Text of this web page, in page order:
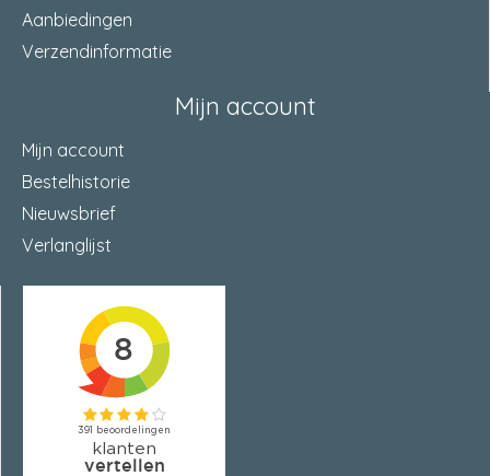
Aanbiedingen
Verzendinformatie
Mijn account
Mijn account
Bestelhistorie
Nieuwsbrief
Verlanglijst